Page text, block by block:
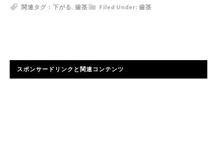
Filed Under: 歯茎
関連タグ： 下がる, 歯茎
スポンサードリンクと関連コンテンツ